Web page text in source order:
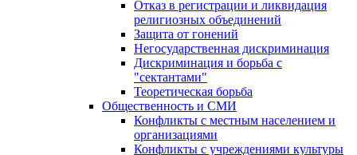
Отказ в регистрации и ликвидация
религиозных объединений
Защита от гонений
Негосударственная дискриминация
Дискриминация и борьба с
"сектантами"
Теоретическая борьба
Общественность и СМИ
Конфликты с местным населением и
организациями
Конфликты с учреждениями культуры